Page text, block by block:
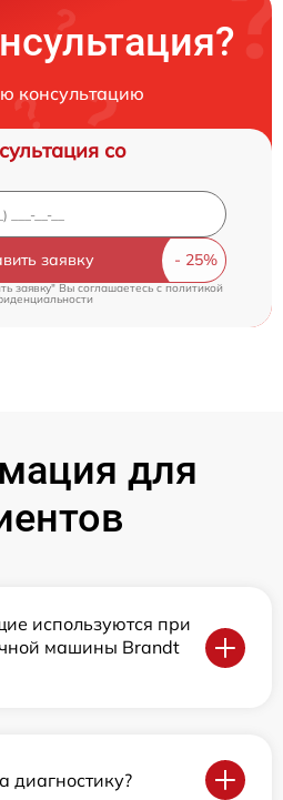
консультацию
со
заявку
заявку" Вы соглашаетесь c политикой
для
используются при
машины Brandt
диагностику?